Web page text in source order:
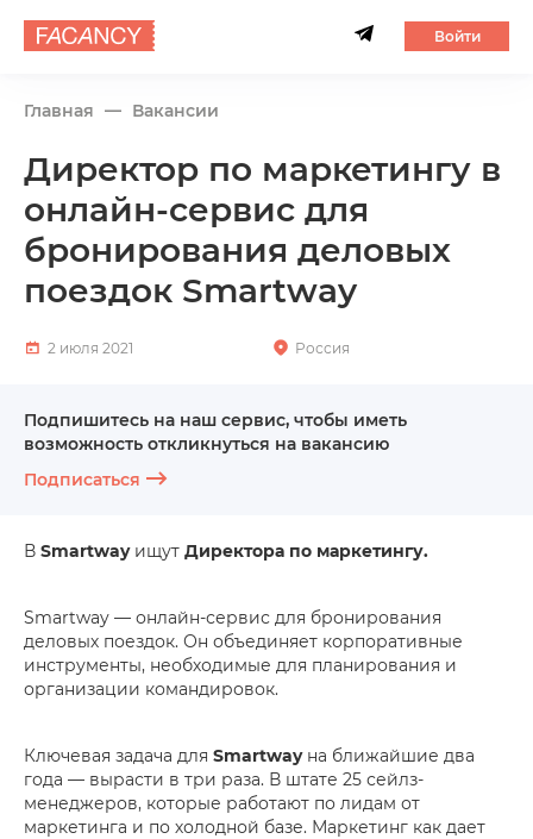
Войти
Главная Вакансии
Директор по маркетингу в
онлайн-сервис для
бронирования деловых
поездок Smartway
2 июля 2021 Россия
Подпишитесь на наш сервис, чтобы иметь
возможность откликнуться на вакансию
Подписаться
В Smartway ищут Директора по маркетингу.
Smartway — онлайн-сервис для бронирования
деловых поездок. Он объединяет корпоративные
инструменты, необходимые для планирования и
организации командировок.
Ключевая задача для Smartwayна ближайшие два
года — вырасти в три раза. В штате 25 сейлз-
менеджеров, которые работают по лидам от
маркетинга и по холодной базе. Маркетинг как дает